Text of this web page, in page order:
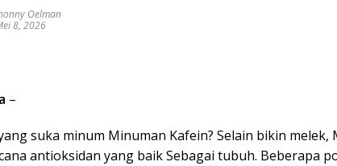
Oelman
8, 2026
–
suka minum Minuman Kafein? Selain bikin melek,
antioksidan yang baik Sebagai tubuh. Beberapa